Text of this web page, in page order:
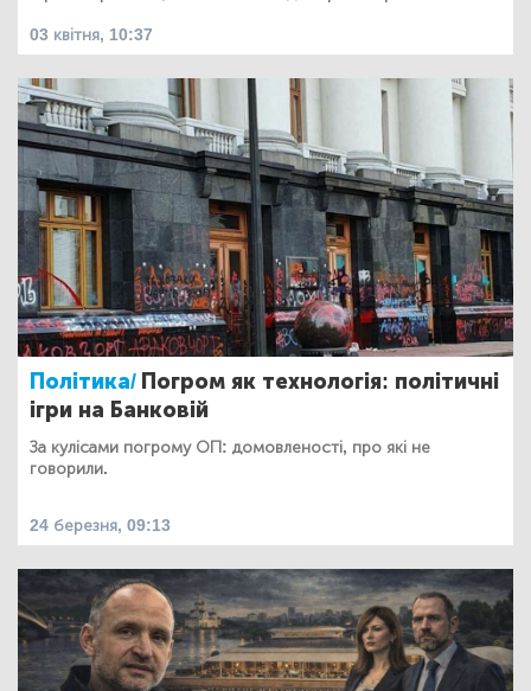
03 квітня, 10:37
Політика/ Погром як технологія: політичні
ігри на Банковій
За кулісами погрому ОП: домовленості, про які не
говорили.
24 березня, 09:13